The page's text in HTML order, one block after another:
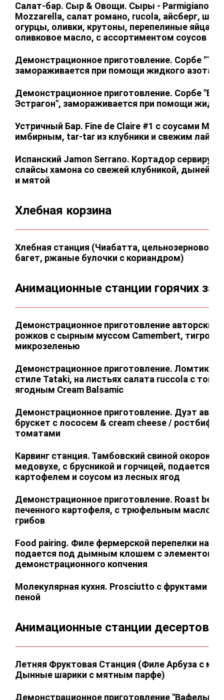
Салат-бар. Сыр & Овощи. Сыры - Parmigiano /
Mozzarella, cалат романо, rucola, айсберг,
огурцы, оливки, крутоны, перепелиные яйца,
оливковое масло, c ассортиментом соусов
Демонстрационное приготовление. Сорбе
замораживается при помощи жидкого азота
Демонстрационное приготовление. Сорбе
Эстрагон", замораживается при помощи
Устричный Бар. Fine de Claire #1 с соусами
имбирным, tar-tar из клубники и свежим
Испанский Jamon Serrano. Кортадор сервирует
слайсы хамона со свежей клубникой, дыней,
и мятой
Хлебная корзина
Хлебная станция (Чиабатта, цельнозерновой
багет, ржаные булочки с кориандром)
Анимационные станции горячих
Демонстрационное приготовление авторских
рожков с сырным муссом Camembert,
микрозеленью
Демонстрационное приготовление. Ломтики
стиле Tataki, на листьях салата ruccola с
ягодным Cream Balsamic
Демонстрационное приготовление. Дуэт
брускет с лососем & cream cheese /
томатами
Карвинг станция. Тамбовский свиной окорок,
медовухе, с брусникой и горчицей, подается с
картофелем и соусом из лесных ягод
Дeмoнстрaционное пpигoтoвлeние. Roast beef
печенного картофеля, с трюфельным мaслом
грибов
Food pairing. Филе фермерской перепелки на
подается под дымным клошем с элементом
демонстрационного копчения
Молекулярная кухня. Prosciutto с фруктами
пеной
Анимационные станции десертов
Летняя Фруктовая Станция (Филе Арбуза с
Дынные шарики с мятным парфе)
Демонстрационное приготовление